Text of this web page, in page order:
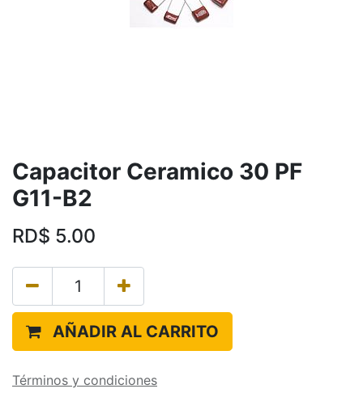
Capacitor Ceramico 30 PF
G11-B2
RD$ 5.00
AÑADIR AL CARRITO
Términos y condiciones